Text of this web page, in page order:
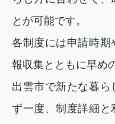
とが可能です。
各制度には申請時
報収集とともに早め
出雲市で新たな暮ら
ず一度、制度詳細と